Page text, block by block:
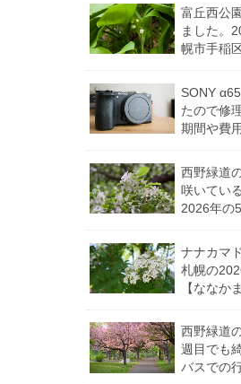
富丘西公
ました。
幌市手稲
SONY
たので修
期間や費
西野緑道
咲いてい
2026年の
ナナカマ
札幌の
【ななか
西野緑道
週目でも
バスでの